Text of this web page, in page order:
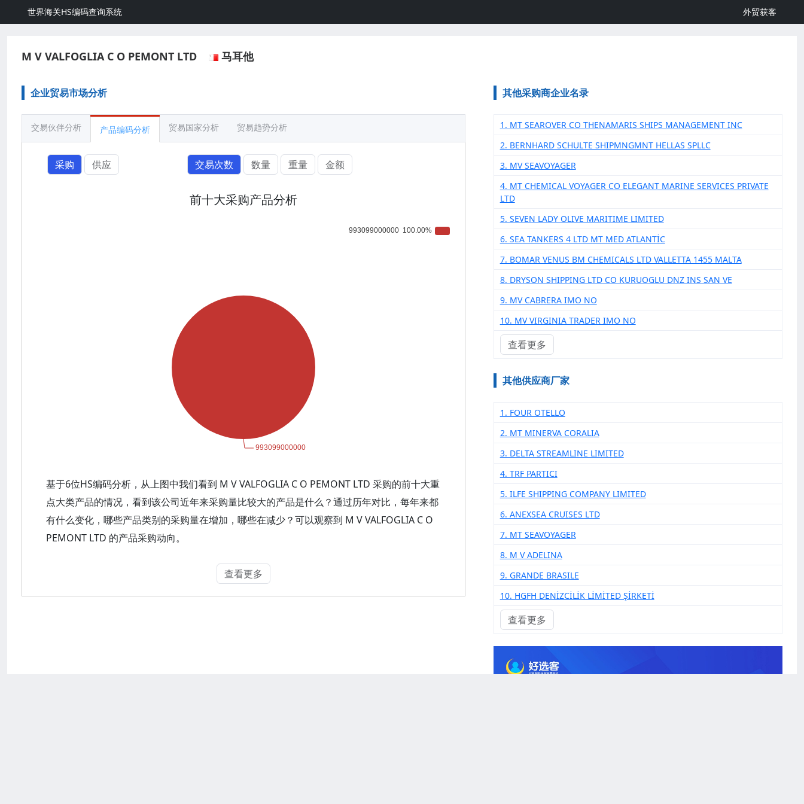
世界海关HS编码查询系统 外贸获客
M V VALFOGLIA C O PEMONT LTD 马耳他
企业贸易市场分析
交易伙伴分析 产品编码分析 贸易国家分析 贸易趋势分析
采购 供应 交易次数 数量 重量 金额
前十大采购产品分析
基于6位HS编码分析，从上图中我们看到 M V VALFOGLIA C O PEMONT LTD 采购的前十大重
点大类产品的情况，看到该公司近年来采购量比较大的产品是什么？通过历年对比，每年来都
有什么变化，哪些产品类别的采购量在增加，哪些在减少？可以观察到 M V VALFOGLIA C O
PEMONT LTD 的产品采购动向。
查看更多
其他采购商企业名录
1. MT SEAROVER CO THENAMARIS SHIPS MANAGEMENT INC
2. BERNHARD SCHULTE SHIPMNGMNT HELLAS SPLLC
3. MV SEAVOYAGER
4. MT CHEMICAL VOYAGER CO ELEGANT MARINE SERVICES PRIVATE
LTD
5. SEVEN LADY OLIVE MARITIME LIMITED
6. SEA TANKERS 4 LTD MT MED ATLANTİC
7. BOMAR VENUS BM CHEMICALS LTD VALLETTA 1455 MALTA
8. DRYSON SHIPPING LTD CO KURUOGLU DNZ INS SAN VE
9. MV CABRERA IMO NO
10. MV VIRGINIA TRADER IMO NO
查看更多
其他供应商厂家
1. FOUR OTELLO
2. MT MINERVA CORALIA
3. DELTA STREAMLINE LIMITED
4. TRF PARTICI
5. ILFE SHIPPING COMPANY LIMITED
6. ANEXSEA CRUISES LTD
7. MT SEAVOYAGER
8. M V ADELINA
9. GRANDE BRASILE
10. HGFH DENİZCİLİK LİMİTED ŞİRKETİ
查看更多